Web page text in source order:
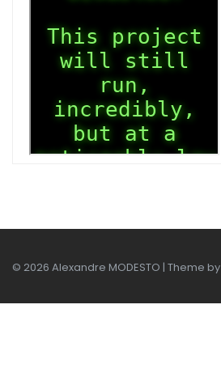
© 2026 Alexandre MODESTO | Theme by